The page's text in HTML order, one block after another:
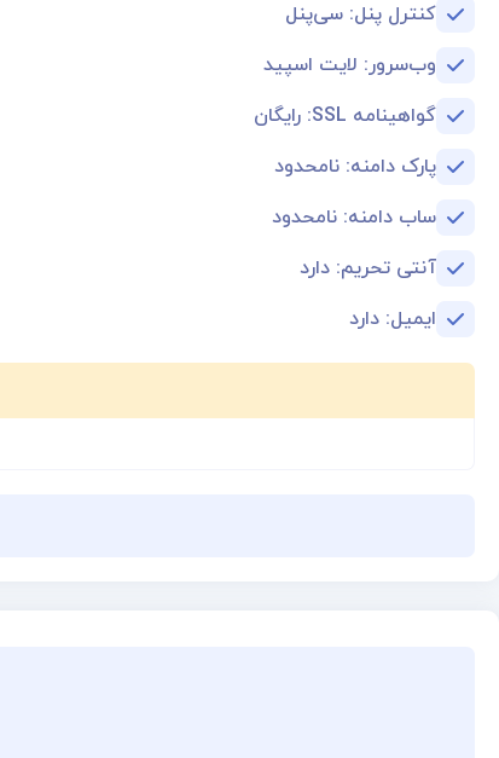
کنترل پنل: سی‌پنل
وب‌سرور: لایت اسپید
گواهینامه SSL: رایگان
پارک دامنه:‌ نامحدود
ساب دامنه: نامحدود
آنتی تحریم: دارد
ایمیل: دارد